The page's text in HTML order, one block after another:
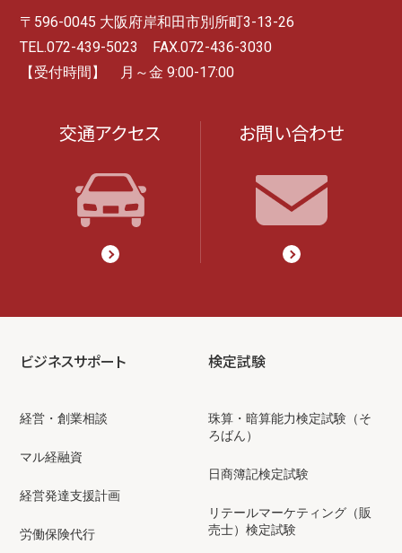
〒596-0045 大阪府岸和田市別所町3-13-26
TEL.072-439-5023 FAX.072-436-3030
【受付時間】 月～金 9:00-17:00
交通アクセス お問い合わせ
ビジネスサポート
経営・創業相談
マル経融資
経営発達支援計画
労働保険代行
検定試験
珠算・暗算能力検定試験（そ
ろばん）
日商簿記検定試験
リテールマーケティング（販
売士）検定試験